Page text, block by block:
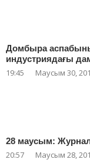
Домбыра
индустриядағы
19:45 Маусым 30,
28 маусым:
20:57 Маусым 28,